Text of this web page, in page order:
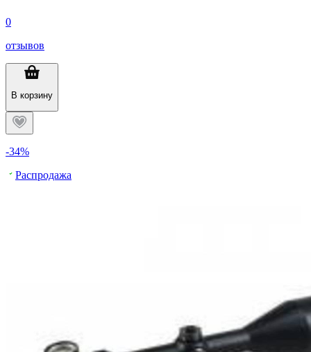
0
отзывов
В корзину
-34%
Распродажа